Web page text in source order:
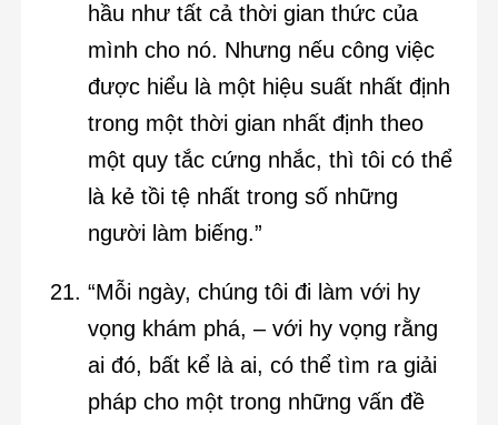
hầu như tất cả thời gian thức của
mình cho nó. Nhưng nếu công việc
được hiểu là một hiệu suất nhất định
trong một thời gian nhất định theo
một quy tắc cứng nhắc, thì tôi có thể
là kẻ tồi tệ nhất trong số những
người làm biếng.”
“Mỗi ngày, chúng tôi đi làm với hy
vọng khám phá, – với hy vọng rằng
ai đó, bất kể là ai, có thể tìm ra giải
pháp cho một trong những vấn đề